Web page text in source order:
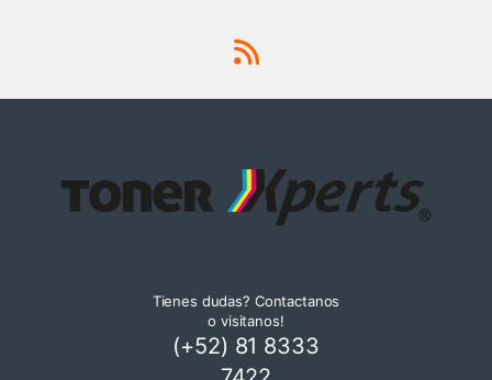
Tienes dudas? Contactanos
o visitanos!
(+52) 81 8333